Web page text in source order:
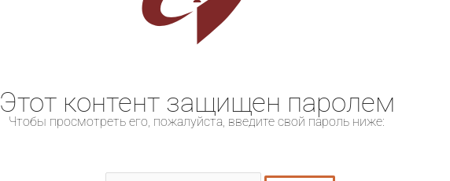
Этот контент защищен паролем
Чтобы просмотреть его, пожалуйста, введите свой пароль ниже: